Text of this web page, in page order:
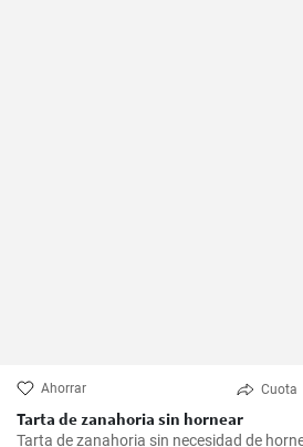
Ahorrar Cuota
Tarta de zanahoria sin hornear
Tarta de zanahoria sin necesidad de